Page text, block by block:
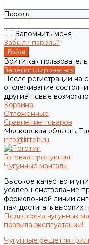
Пароль
Запомнить меня
Забыли пароль?
Войти как пользователь
Зарегистрироваться
После регистрации на
отслеживание
другие новые
Корзина
Отложенные
Сравнение товаров
Московская область,
info@litteh.ru
Готовая продукция
Чугунные мангалы
Высокое качество и
усовершенствование
формовочной линии
нам достигать высоких
Подготовка чугунных
правила эксплуатации!
Чугунные решетки